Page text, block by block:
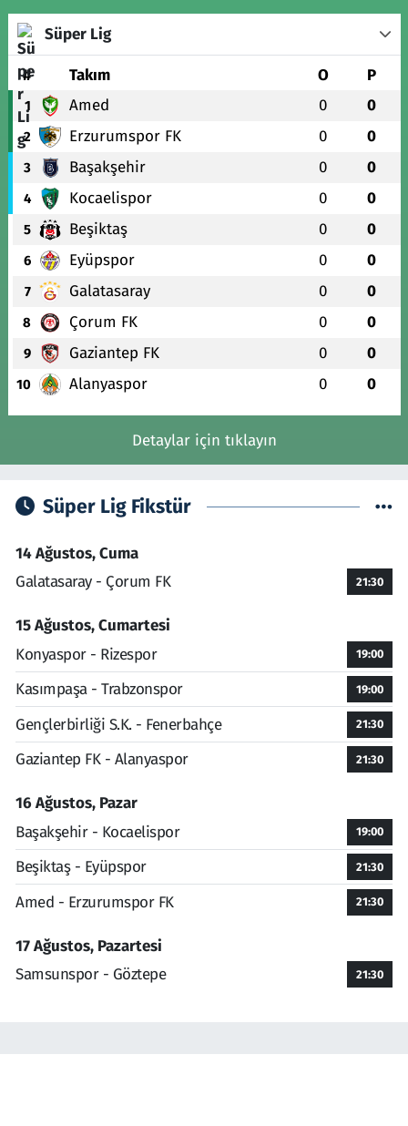
Süper Lig
# Takım O P
1 Amed 0 0
2 Erzurumspor FK 0 0
3 Başakşehir 0 0
4 Kocaelispor 0 0
5 Beşiktaş 0 0
6 Eyüpspor 0 0
7 Galatasaray 0 0
8 Çorum FK 0 0
9 Gaziantep FK 0 0
10 Alanyaspor 0 0
Detaylar için tıklayın
Süper Lig Fikstür
14 Ağustos, Cuma
Galatasaray - Çorum FK
21:30
15 Ağustos, Cumartesi
Konyaspor - Rizespor
19:00
Kasımpaşa - Trabzonspor 19:00
Gençlerbirliği S.K. - Fenerbahçe 21:30
Gaziantep FK - Alanyaspor 21:30
16 Ağustos, Pazar
Başakşehir - Kocaelispor
19:00
Beşiktaş - Eyüpspor 21:30
Amed - Erzurumspor FK 21:30
17 Ağustos, Pazartesi
Samsunspor - Göztepe
21:30